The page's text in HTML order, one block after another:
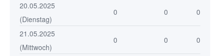
20.05.2025
(Dienstag)
0 0 0
21.05.2025
(Mittwoch)
0 0 0